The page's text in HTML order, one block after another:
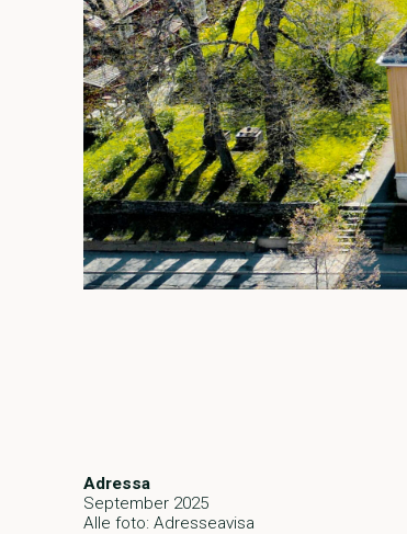
Adressa
September 2025
Alle foto: Adresseavisa